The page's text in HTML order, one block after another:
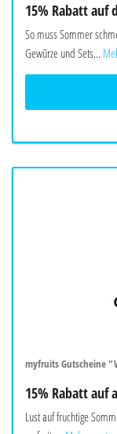
15% Rabatt auf
So muss Sommer
Gewürze und Sets...
myfruits Gutscheine
15% Rabatt auf
Lust auf fruchtige